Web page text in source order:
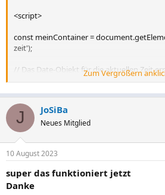
<script>
const meinContainer =
zeit');
// Das Date-Objekt für die aktuellen Zeit
let theDate = new Date();
// Den String für die aktuelle Sprache, bei
const dateStr =
// Den String in den Containe eintragen:
meinContainer.innerHTML = dateStr;
Zum Vergrößern
J JoSiBa
Neues Mitglied
10 August 2023
super das funktioniert jetzt
Danke